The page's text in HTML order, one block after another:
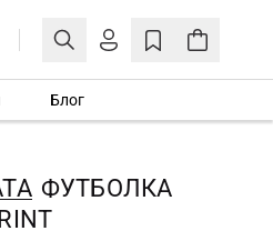
ЛИЧНЫЙ КАБИНЕТ
Еще не зарегистрированы?
СОЗДАТЬ УЧЕТНУЮ ЗАПИСЬ
Блог
ФУТБОЛКА